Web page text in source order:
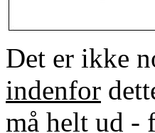
Det er ikke
indenfor
må helt ud -